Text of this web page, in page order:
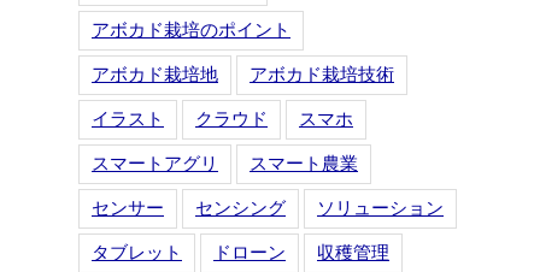
アボカド栽培のポイント
アボカド栽培地 アボカド栽培技術
イラスト クラウド スマホ
スマートアグリ スマート農業
センサー センシング ソリューション
タブレット ドローン 収穫管理